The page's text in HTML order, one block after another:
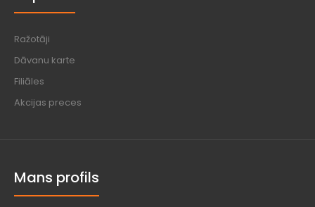
Ražotāji
Dāvanu karte
Filiāles
Akcijas preces
Mans profils